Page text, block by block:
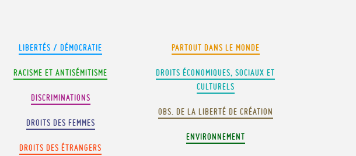
LIBERTÉS / DÉMOCRATIE
RACISME ET ANTISÉMITISME
DISCRIMINATIONS
DROITS DES FEMMES
DROITS DES ÉTRANGERS
PARTOUT DANS LE MONDE
DROITS ÉCONOMIQUES, SOCIAUX ET
CULTURELS
OBS. DE LA LIBERTÉ DE CRÉATION
ENVIRONNEMENT